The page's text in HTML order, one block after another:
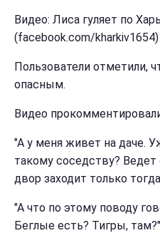
Видео: Лиса гуляет по
(facebook.com/kharkiv1654)
Пользователи отметили,
опасным.
Видео
"А у меня живет на даче.
такому соседству? Ведет
двор заходит только
"А что по этому поводу
Беглые есть? Тигры,